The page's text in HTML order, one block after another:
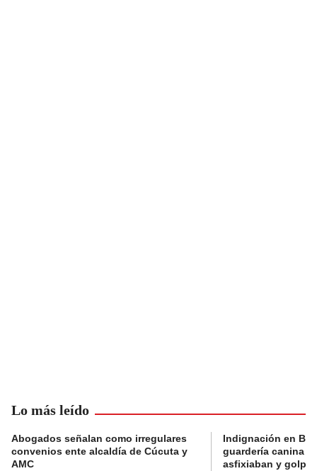
Lo más leído
Abogados señalan como irregulares
convenios ente alcaldía de Cúcuta y
AMC
Indignación en
guardería canina
asfixiaban y